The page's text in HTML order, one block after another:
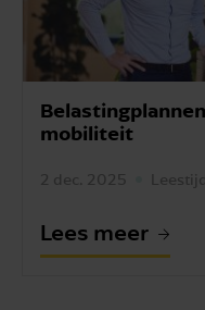
mobiliteit
2 dec. 2025
Lees meer